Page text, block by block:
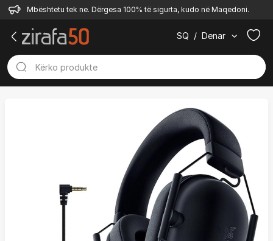
Mbështetu tek ne. Dërgesa 100% të sigurta, kudo në Maqedoni.
SQ / Denar